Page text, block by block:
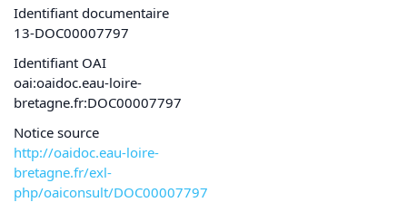
Identifiant documentaire
13-DOC00007797
Identifiant OAI
oai:oaidoc.eau-loire-
bretagne.fr:DOC00007797
Notice source
http://oaidoc.eau-loire-
bretagne.fr/exl-
php/oaiconsult/DOC00007797